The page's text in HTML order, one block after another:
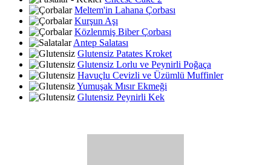
Meltem'in Lahana Çorbası
Kurşun Aşı
Közlenmiş Biber Çorbası
Antep Salatası
Glutensiz Patates Kroket
Glutensiz Lorlu ve Peynirli Poğaça
Havuçlu Cevizli ve Üzümlü Muffinler
Yumuşak Mısır Ekmeği
Glutensiz Peynirli Kek